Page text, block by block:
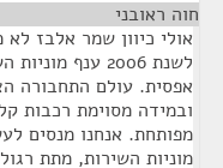
חוה ראובני
אולי כיוון שמר אלבז
לשנת 2006 ענף
אפסית. עולם התחבורה
ובמידה מסוימת רכבות
מפותחת. אנחנו מנסים